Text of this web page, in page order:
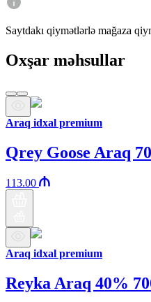
Saytdakı qiymətlərlə mağaza
Oxşar məhsullar
Araq idxal premium
Qrey Goose Araq
113.00
Araq idxal premium
Reyka Araq 40%